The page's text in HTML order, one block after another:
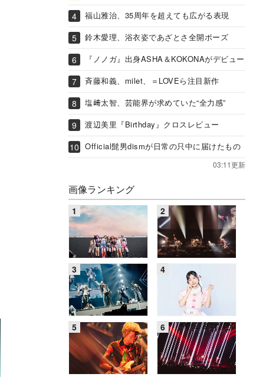
福山雅治、35周年を超えても広がる表現
鈴木愛理、浴衣姿であざとさ全開ポーズ
『ノノガ』出身ASHA＆KOKONAがデビュー
斉藤和義、milet、＝LOVEら注目新作
塩﨑太智、芸能界が求めていた“全力感”
渡辺美里『Birthday』クロスレビュー
Official髭男dismが日常の只中に届けたもの
03:11更新
画像ランキング